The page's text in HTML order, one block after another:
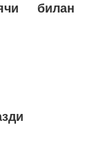
билан